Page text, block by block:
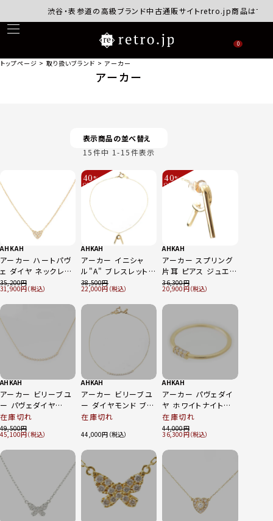
渋谷・表参道の高級ブランド中古通販サイトretro.jp商品はすべ
0
トップページ 取り扱いブランド アーカー
アーカー
表示商品の並べ替え
15件中 1-15件表示
AHKAH
アーカー ハートパヴ
ェ ダイヤ ネックレス
ジュエリー K18
0.05ct ゴールド
1.4g
35,200
31,900
40%
OFF ～
AHKAH
アーカー イニシャ
ル"A" ブレスレット
ジュエリー 750YG
ゴールド 1.1g
38,500
22,000
40%
OFF
AHKAH
アーカー スプリング
片耳 ピアス ジュエリ
ー Au750 ゴールド
YG 1.0g
36,300
20,900
AHKAH
アーカー ビリーブユ
ー パヴェダイヤ
D0.07ct ネックレス
K18 ゴールド 1.2g
在庫切れ
49,500
45,100
AHKAH
アーカー ビリーブユ
ー ダイヤモンド ブレ
スレット ジュエリー
0.7g
在庫切れ
44,000
AHKAH
アーカー パヴェダイ
ヤ ホワイトナイトファ
イン ピンキー リング
指輪 ジュエリー
Au750 D0.05ct ゴ
ールド
在庫切れ
44,000
36,300